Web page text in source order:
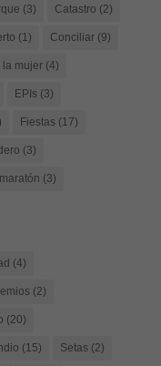
(3) Catastro (2)
(1) Conciliar(9)
la mujer(4)
EPIs(3)
Fiestas(17)
(3)
(3)
(4)
(2)
(20)
(15) Setas(2)